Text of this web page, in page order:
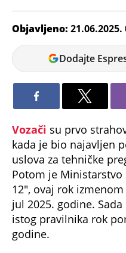
Objavljeno: 21.06.2025.
Dunja
Čavić
Dodajte
Vozači su prvo
kada je bio najavljen
uslova za tehničke
Potom je
12", ovaj rok
jul 2025. godine.
istog pravilnika rok
godine.